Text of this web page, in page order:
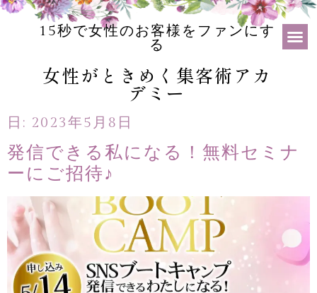
15秒で女性のお客様をファンにす
る
女性がときめく集客術アカ
デミー
日: 2023年5月8日
発信できる私になる！無料セミナ
ーにご招待♪